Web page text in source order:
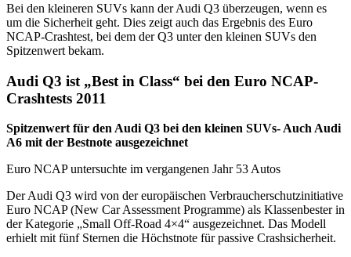
Bei den kleineren SUVs kann der Audi Q3 überzeugen, wenn es
um die Sicherheit geht. Dies zeigt auch das Ergebnis des Euro
NCAP-Crashtest, bei dem der Q3 unter den kleinen SUVs den
Spitzenwert bekam.
Audi Q3 ist „Best in Class“ bei den Euro NCAP-
Crashtests 2011
Spitzenwert für den Audi Q3 bei den kleinen SUVs- Auch Audi
A6 mit der Bestnote ausgezeichnet
Euro NCAP untersuchte im vergangenen Jahr 53 Autos
Der Audi Q3 wird von der europäischen Verbraucherschutzinitiative
Euro NCAP (New Car Assessment Programme) als Klassenbester in
der Kategorie „Small Off-Road 4×4“ ausgezeichnet. Das Modell
erhielt mit fünf Sternen die Höchstnote für passive Crashsicherheit.